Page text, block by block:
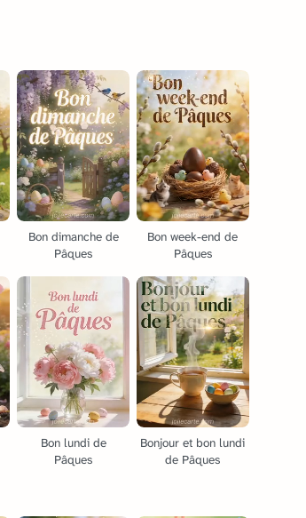
Bon dimanche de
Pâques
Bon week-end de
Pâques
Bon lundi de
Pâques
Bonjour et bon lundi
de Pâques